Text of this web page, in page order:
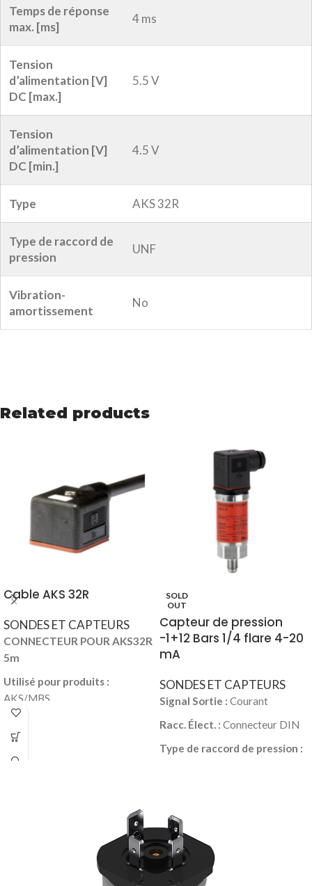
Temps de réponse
max. [ms]
4 ms
Tension
d’alimentation [V]
DC [max.]
5.5 V
Tension
d’alimentation [V]
DC [min.]
4.5 V
Type AKS 32R
Type de raccord de
pression
UNF
Vibration-
amortissement
No
Related products
Cable AKS 32R
SONDES ET CAPTEURS
CONNECTEUR POUR AKS32R
5m
Utilisé pour produits :
AKS/MBS
Emballage multiple
Emballage (nombre par
SOLD
OUT
Capteur de pression
-1+12 Bars 1/4 flare 4-20
mA
SONDES ET CAPTEURS
Signal Sortie : Courant
Racc. Élect. : Connecteur DIN
Type de raccord de pression :
Spécifications clés :
DH31-A1BC08-0